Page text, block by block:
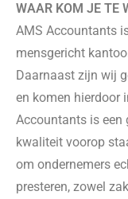
WAAR KOM JE TE
AMS Accountants
mensgericht
Daarnaast zijn wij
en komen hierdoor
Accountants is een
kwaliteit voorop
om ondernemers
presteren, zowel